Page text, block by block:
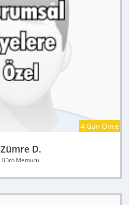
4 Gün Önce
Zümre D.
Büro Memuru